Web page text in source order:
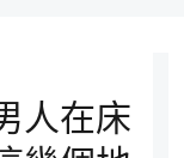
人在床